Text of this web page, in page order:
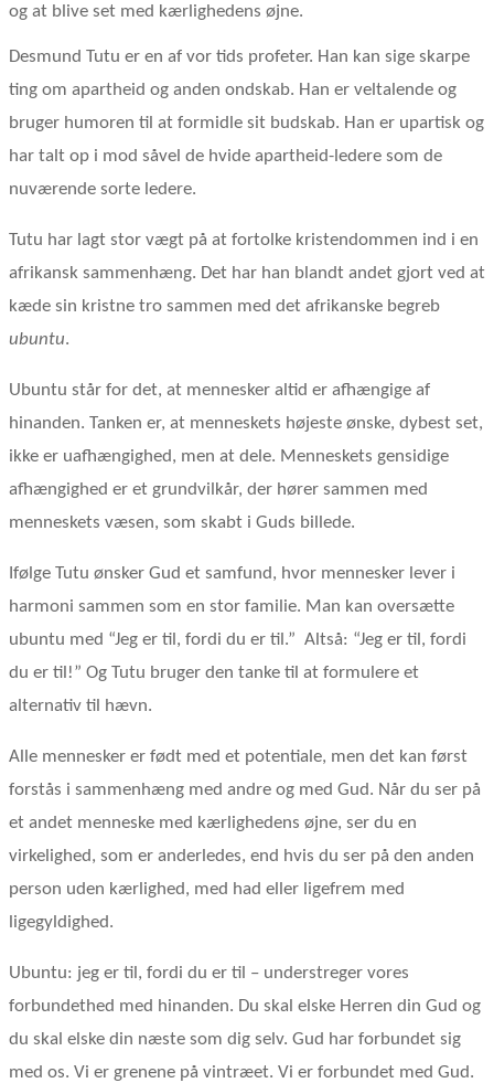
og at blive set med kærlighedens øjne.
Desmund Tutu er en af vor tids profeter. Han kan sige skarpe
ting om apartheid og anden ondskab. Han er veltalende og
bruger humoren til at formidle sit budskab. Han er upartisk og
har talt op i mod såvel de hvide apartheid-ledere som de
nuværende sorte ledere.
Tutu har lagt stor vægt på at fortolke kristendommen ind i en
afrikansk sammenhæng. Det har han blandt andet gjort ved at
kæde sin kristne tro sammen med det afrikanske begreb
ubuntu.
Ubuntu står for det, at mennesker altid er afhængige af
hinanden. Tanken er, at menneskets højeste ønske, dybest set,
ikke er uafhængighed, men at dele. Menneskets gensidige
afhængighed er et grundvilkår, der hører sammen med
menneskets væsen, som skabt i Guds billede.
Ifølge Tutu ønsker Gud et samfund, hvor mennesker lever i
harmoni sammen som en stor familie. Man kan oversætte
ubuntu med “Jeg er til, fordi du er til.” Altså: “Jeg er til, fordi
du er til!” Og Tutu bruger den tanke til at formulere et
alternativ til hævn.
Alle mennesker er født med et potentiale, men det kan først
forstås i sammenhæng med andre og med Gud. Når du ser på
et andet menneske med kærlighedens øjne, ser du en
virkelighed, som er anderledes, end hvis du ser på den anden
person uden kærlighed, med had eller ligefrem med
ligegyldighed.
Ubuntu: jeg er til, fordi du er til – understreger vores
forbundethed med hinanden. Du skal elske Herren din Gud og
du skal elske din næste som dig selv. Gud har forbundet sig
med os. Vi er grenene på vintræet. Vi er forbundet med Gud.